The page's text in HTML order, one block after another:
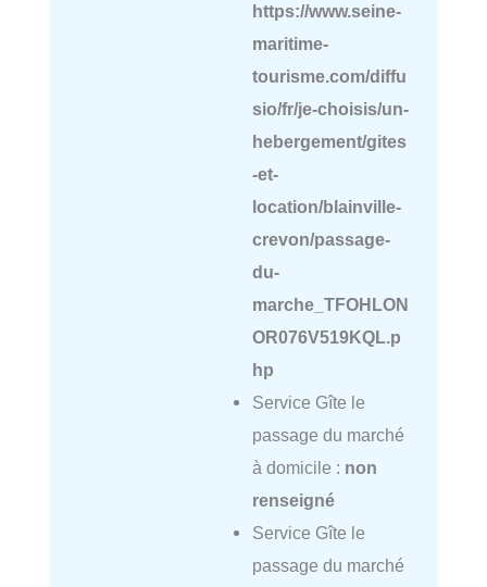
https://www.seine-
maritime-
tourisme.com/diffu
sio/fr/je-choisis/un-
hebergement/gites
-et-
location/blainville-
crevon/passage-
du-
marche_TFOHLON
OR076V519KQL.p
hp
Service Gîte le
passage du marché
à domicile : non
renseigné
Service Gîte le
passage du marché